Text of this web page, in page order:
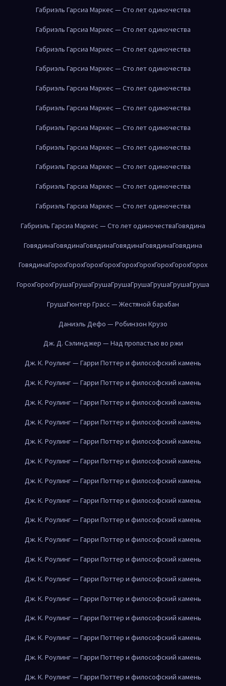
Габриэль Гарсиа Маркес — Сто лет одиночества
Габриэль Гарсиа Маркес — Сто лет одиночества
Габриэль Гарсиа Маркес — Сто лет одиночества
Габриэль Гарсиа Маркес — Сто лет одиночества
Габриэль Гарсиа Маркес — Сто лет одиночества
Габриэль Гарсиа Маркес — Сто лет одиночества
Габриэль Гарсиа Маркес — Сто лет одиночества
Габриэль Гарсиа Маркес — Сто лет одиночества
Габриэль Гарсиа Маркес — Сто лет одиночества
Габриэль Гарсиа Маркес — Сто лет одиночества
Габриэль Гарсиа Маркес — Сто лет одиночества
Габриэль Гарсиа Маркес — Сто лет одиночестваГовядина
ГовядинаГовядинаГовядинаГовядинаГовядинаГовядина
ГовядинаГорохГорохГорохГорохГорохГорохГорохГорохГорох
ГорохГорохГрушаГрушаГрушаГрушаГрушаГрушаГрушаГруша
ГрушаГюнтер Грасс — Жестяной барабан
Даниэль Дефо — Робинзон Крузо
Дж. Д. Сэлинджер — Над пропастью во ржи
Дж. К. Роулинг — Гарри Поттер и философский камень
Дж. К. Роулинг — Гарри Поттер и философский камень
Дж. К. Роулинг — Гарри Поттер и философский камень
Дж. К. Роулинг — Гарри Поттер и философский камень
Дж. К. Роулинг — Гарри Поттер и философский камень
Дж. К. Роулинг — Гарри Поттер и философский камень
Дж. К. Роулинг — Гарри Поттер и философский камень
Дж. К. Роулинг — Гарри Поттер и философский камень
Дж. К. Роулинг — Гарри Поттер и философский камень
Дж. К. Роулинг — Гарри Поттер и философский камень
Дж. К. Роулинг — Гарри Поттер и философский камень
Дж. К. Роулинг — Гарри Поттер и философский камень
Дж. К. Роулинг — Гарри Поттер и философский камень
Дж. К. Роулинг — Гарри Поттер и философский камень
Дж. К. Роулинг — Гарри Поттер и философский камень
Дж. К. Роулинг — Гарри Поттер и философский камень
Дж. К. Роулинг — Гарри Поттер и философский камень